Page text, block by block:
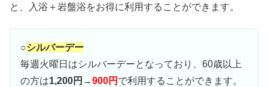
と、入浴＋岩盤浴をお得に利用することができます。
○シルバーデー
毎週火曜日はシルバーデーとなっており、60歳以上
の方は1,200円→900円 で利用することができます。